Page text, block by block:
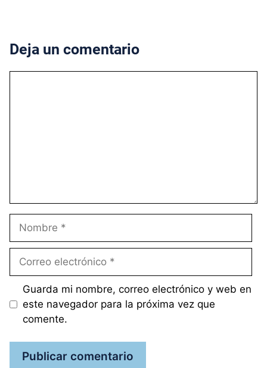
Deja un comentario
electrónico
Guarda mi nombre, correo electrónico y web en
este navegador para la próxima vez que
comente.